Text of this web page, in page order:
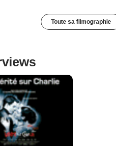
Toute sa filmographie